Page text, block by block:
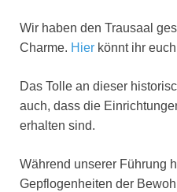
Wir haben den Trausaal
Charme. Hier könnt ihr
Das Tolle an dieser
auch, dass die
erhalten sind.
Während unserer Führung
Gepflogenheiten der